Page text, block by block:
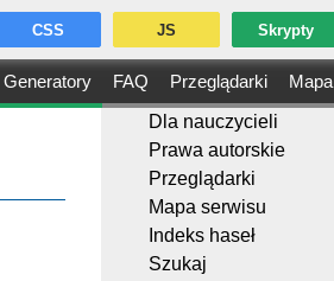
Generatory FAQ Przeglądarki Mapa
CSS JS Skrypty
Dla nauczycieli
Prawa autorskie
Przeglądarki
Mapa serwisu
Indeks haseł
Szukaj